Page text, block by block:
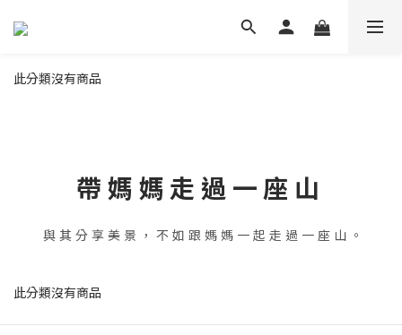
此分類沒有商品
帶媽媽走過一座山
與其分享美景，不如跟媽媽一起走過一座山。
此分類沒有商品